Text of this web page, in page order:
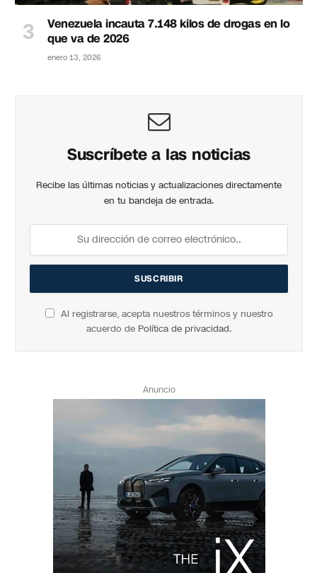
Venezuela incauta 7.148 kilos de drogas en lo
que va de 2026
enero 13, 2026
Suscríbete a las noticias
Recibe las últimas noticias y actualizaciones directamente
en tu bandeja de entrada.
Al registrarse, acepta nuestros términos y nuestro
acuerdo de Política de privacidad.
Anuncio